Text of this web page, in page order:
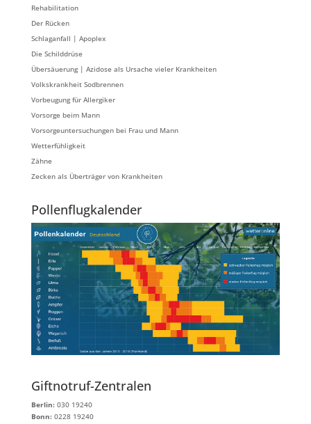
Rehabilitation
Der Rücken
Schlaganfall | Apoplex
Die Schilddrüse
Übersäuerung | Azidose als Ursache vieler Krankheiten
Volkskrankheit Sodbrennen
Vorbeugung für Allergiker
Vorsorge beim Mann
Vorsorgeuntersuchungen bei Frau und Mann
Wetterfühligkeit
Zähne
Zecken als Überträger von Krankheiten
Pollenflugkalender
Giftnotruf-Zentralen
Berlin:030 19240
Bonn:0228 19240